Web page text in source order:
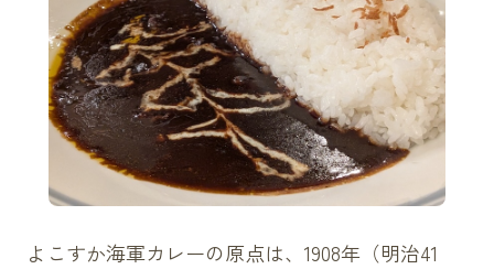
よこすか海軍カレーの原点は、1908年（明治41